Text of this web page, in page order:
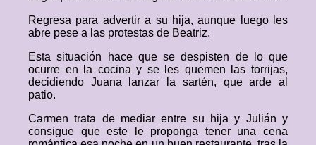
Regresa para advertir a su hija, aunque luego les
abre pese a las protestas de Beatriz.
Esta situación hace que se despisten de lo que
ocurre en la cocina y se les quemen las torrijas,
decidiendo Juana lanzar la sartén, que arde al
patio.
Carmen trata de mediar entre su hija y Julián y
consigue que este le proponga tener una cena